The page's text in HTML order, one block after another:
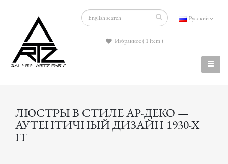
Русский
Избранное ( 1 item )
ЛЮСТРЫ В СТИЛЕ АР-ДЕКО —
АУТЕНТИЧНЫЙ ДИЗАЙН 1930-Х
ГГ